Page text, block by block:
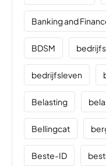
Banking and
BDSM
bedrijfsleven
Belasting
Bellingcat
Beste-ID